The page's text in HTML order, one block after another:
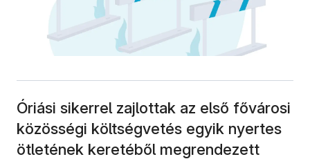
Óriási sikerrel zajlottak az első fővárosi
közösségi költségvetés egyik nyertes
ötletének keretéből megrendezett